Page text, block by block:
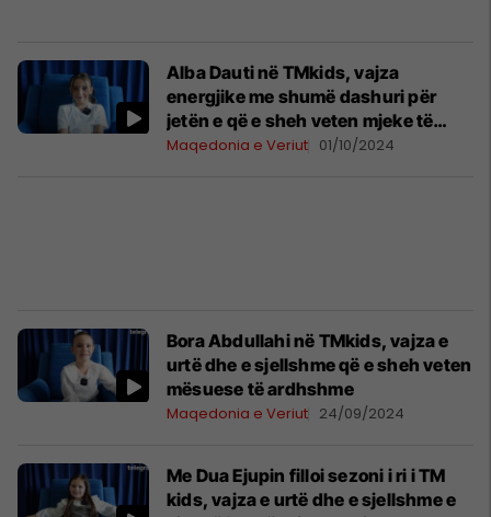
Alba Dauti në TMkids, vajza
energjike me shumë dashuri për
jetën e që e sheh veten mjeke të
ardhshme
Maqedonia e Veriut 01/10/2024
Bora Abdullahi në TMkids, vajza e
urtë dhe e sjellshme që e sheh veten
mësuese të ardhshme
Maqedonia e Veriut 24/09/2024
Me Dua Ejupin filloi sezoni i ri i TM
kids, vajza e urtë dhe e sjellshme e